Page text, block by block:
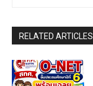
RELATED ARTICLES